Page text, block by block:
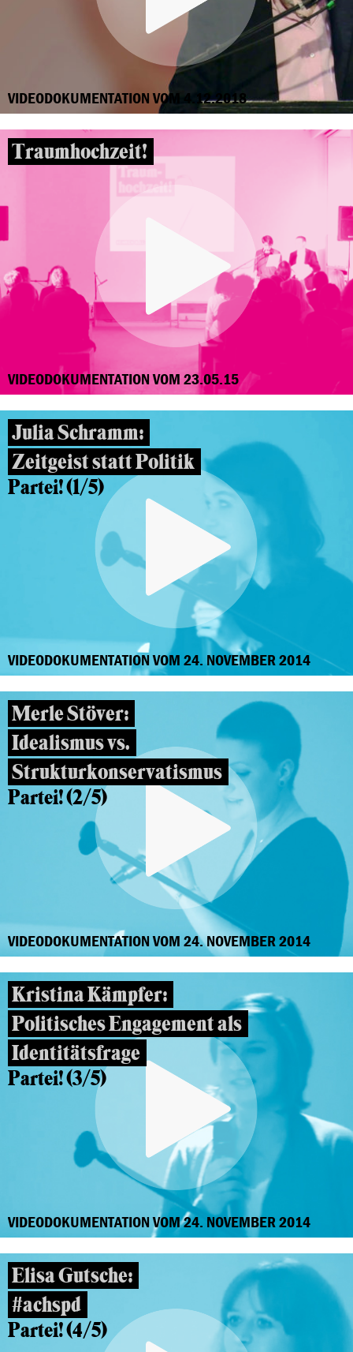
VIDEODOKUMENTATION VOM 4.12.2018
Traumhochzeit!
VIDEODOKUMENTATION VOM 23.05.15
Julia Schramm:
Zeitgeist statt Politik
Partei! (1/5)
VIDEODOKUMENTATION VOM 24. NOVEMBER 2014
Merle Stöver:
Idealismus vs.
Strukturkonservatismus
Partei! (2/5)
VIDEODOKUMENTATION VOM 24. NOVEMBER 2014
Kristina Kämpfer:
Politisches Engagement als
Identitätsfrage
Partei! (3/5)
VIDEODOKUMENTATION VOM 24. NOVEMBER 2014
Elisa Gutsche:
#achspd
Partei! (4/5)